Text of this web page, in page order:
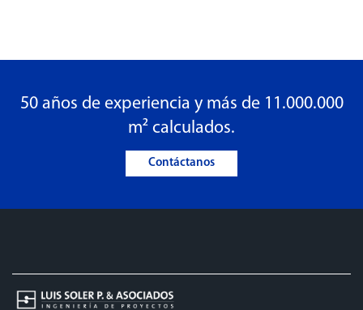
50 años de experiencia y más de 11.000.000
m² calculados.
Contáctanos